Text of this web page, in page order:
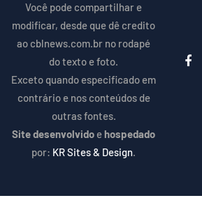
Você pode compartilhar e
modificar, desde que dê credito
ao cblnews.com.br no rodapé
do texto e foto.
Exceto quando especificado em
contrário e nos conteúdos de
outras fontes.
Site desenvolvido ehospedado
por: KR Sites & Design.